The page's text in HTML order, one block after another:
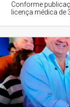
Conforme
licença médica de